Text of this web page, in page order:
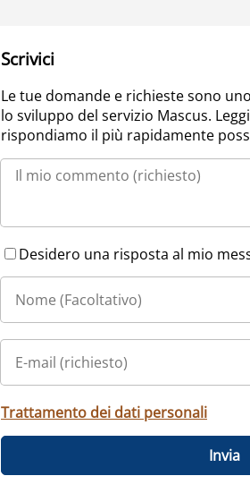
Scrivici
Le tue domande e richieste sono
lo sviluppo del servizio Mascus.
rispondiamo il più rapidamente
Desidero una risposta al mio
Trattamento dei dati personali
Invia